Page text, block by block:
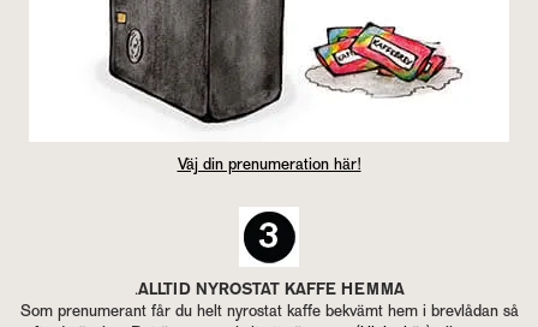
Väj din pre­nu­me­ra­tion här!
.ALL­TID NY­ROSTAT KAFFE HEMMA
Som pre­nu­me­rant får du helt ny­rostat kaffe be­kvämt hem i brev­lå­dan så